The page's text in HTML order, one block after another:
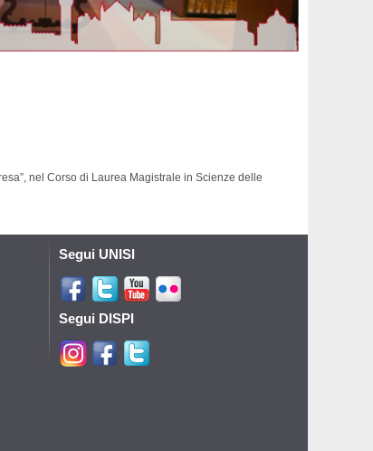
nel Corso di Laurea Magistrale in Scienze delle
Segui UNISI
Segui DISPI